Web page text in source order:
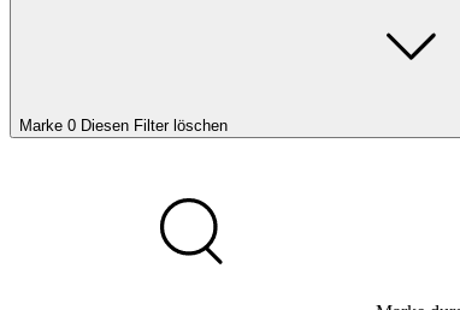
Marke 0 Diesen Filter löschen